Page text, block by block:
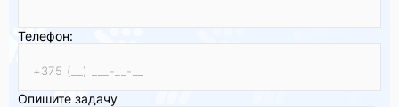
Телефон:
Опишите задачу